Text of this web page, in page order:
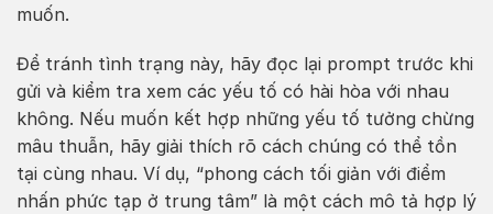
muốn.
Để tránh tình trạng này, hãy đọc lại prompt trước khi
gửi và kiểm tra xem các yếu tố có hài hòa với nhau
không. Nếu muốn kết hợp những yếu tố tưởng chừng
mâu thuẫn, hãy giải thích rõ cách chúng có thể tồn
tại cùng nhau. Ví dụ, “phong cách tối giản với điểm
nhấn phức tạp ở trung tâm” là một cách mô tả hợp lý